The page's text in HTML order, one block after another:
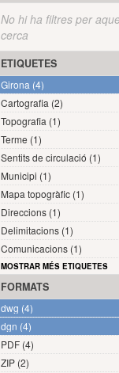
No hi ha filtres per
cerca
ETIQUETES
Girona (4)
Cartografia (2)
Topografia (1)
Terme (1)
Sentits de circulació (1)
Municipi (1)
Mapa topogràfic (1)
Direccions (1)
Delimitacions (1)
Comunicacions (1)
MOSTRAR MÉS ETIQUETES
FORMATS
dwg (4)
dgn (4)
PDF (4)
ZIP (2)